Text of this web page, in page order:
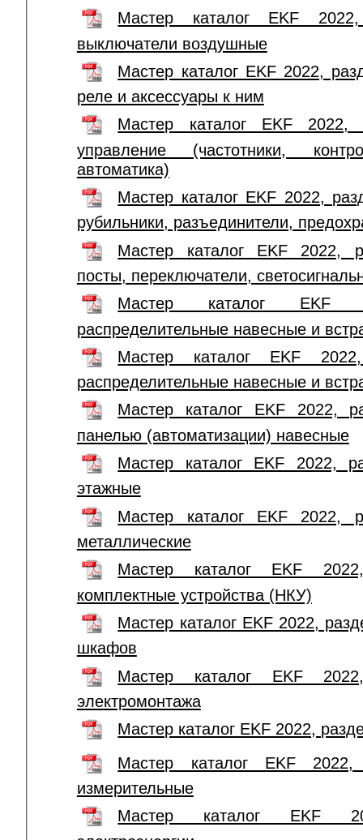
Мастер каталог EKF 2022,
выключатели воздушные
Мастер каталог EKF 2022,
реле и аксессуары к ним
Мастер каталог EKF 2022,
управление (частотники,
автоматика)
Мастер каталог EKF 2022,
рубильники, разъединители,
Мастер каталог EKF 2022,
посты, переключатели,
Мастер каталог EKF
распределительные навесные и
Мастер каталог EKF
распределительные навесные и
Мастер каталог EKF 2022,
панелью (автоматизации) навесные
Мастер каталог EKF 2022,
этажные
Мастер каталог EKF 2022,
металлические
Мастер каталог EKF
комплектные устройства (НКУ)
Мастер каталог EKF 2022,
шкафов
Мастер каталог EKF
электромонтажа
Мастер каталог EKF 2022,
Мастер каталог EKF 2022,
измерительные
Мастер каталог EKF